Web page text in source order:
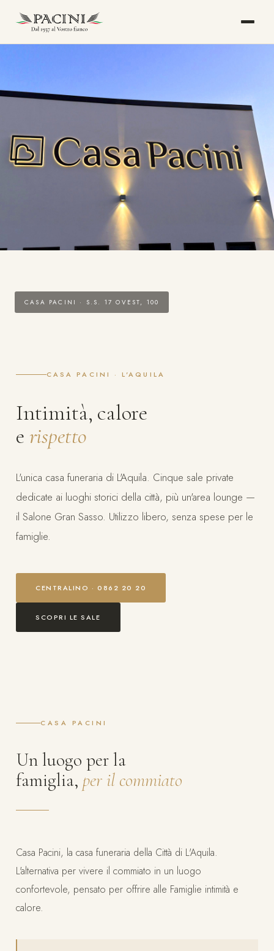
CASA PACINI · S.S. 17 OVEST, 100
CASA PACINI · L'AQUILA
Intimità, calore
e rispetto
L'unica casa funeraria di L'Aquila. Cinque sale private
dedicate ai luoghi storici della città, più un'area lounge —
il Salone Gran Sasso. Utilizzo libero, senza spese per le
famiglie.
CENTRALINO · 0862 20 20
SCOPRI LE SALE
CASA PACINI
Un luogo per la
famiglia, per il commiato
Casa Pacini, la casa funeraria della Città di L'Aquila.
L'alternativa per vivere il commiato in un luogo
confortevole, pensato per offrire alle Famiglie intimità e
calore.